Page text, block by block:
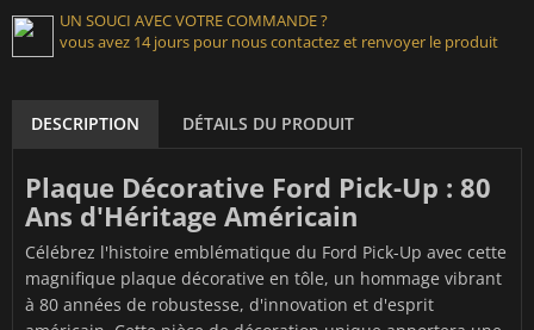
UN SOUCI AVEC VOTRE COMMANDE ?
vous avez 14 jours pour nous contactez et renvoyer le produit
DESCRIPTION DÉTAILS DU PRODUIT
Plaque Décorative Ford Pick-Up : 80
Ans d'Héritage Américain
Célébrez l'histoire emblématique du Ford Pick-Up avec cette
magnifique plaque décorative en tôle, un hommage vibrant
à 80 années de robustesse, d'innovation et d'esprit